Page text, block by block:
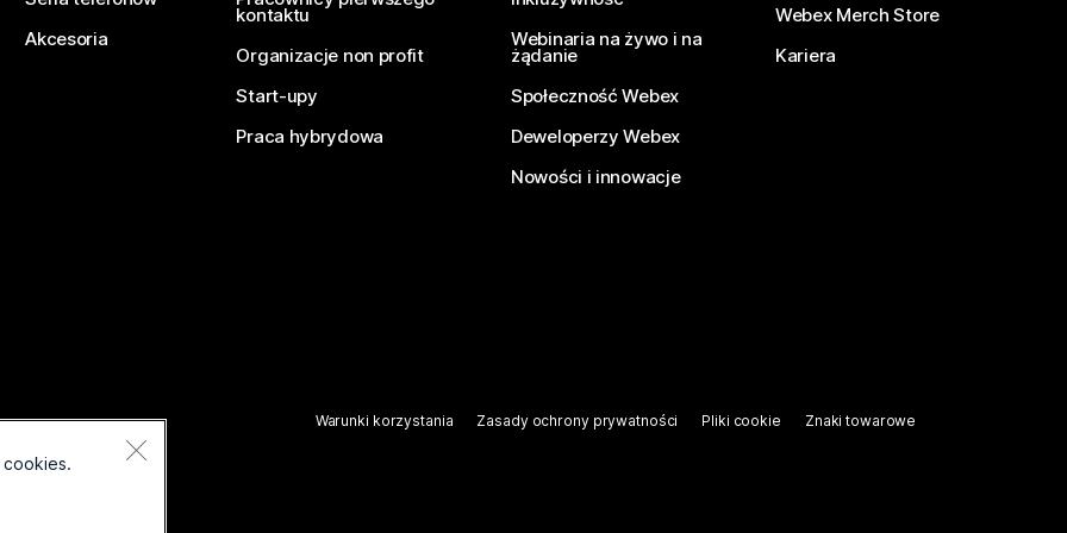
Akcesoria
kontaktu
Organizacje non profit
Start-upy
Praca hybrydowa
Webinaria na żywo i na
żądanie
Społeczność Webex
Deweloperzy Webex
Nowości i innowacje
Webex Merch Store
Kariera
Warunki korzystania Zasady ochrony prywatności Pliki cookie Znaki towarowe